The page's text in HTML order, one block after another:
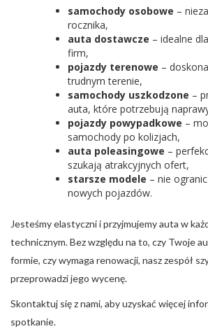
samochody osobowe –
rocznika,
auta dostawcze – idealne
firm,
pojazdy terenowe –
trudnym terenie,
samochody uszkodzone –
auta, które potrzebują
pojazdy powypadkowe –
samochody po kolizjach,
auta poleasingowe –
szukają atrakcyjnych ofert,
starsze modele – nie
nowych pojazdów.
Jesteśmy elastyczni i przyjmujemy auta w
technicznym. Bez względu na to, czy Twoje
formie, czy wymaga renowacji, nasz zespół
przeprowadzi jego wycenę.
Skontaktuj się z nami, aby uzyskać więcej
spotkanie.